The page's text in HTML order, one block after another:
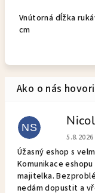
Vnútorná
cm
NS
5.8.2026
Úžasný eshop s
Komunikace
majitelka.
nedám dopustit a